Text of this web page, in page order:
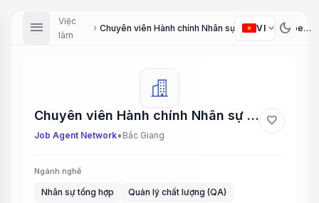
menu
Việc
làm
chevron_right Chuyên viên Hành chính Nhân sự (HR-Admin Specialist), Chuyên viên Theo dõi Đơn hàng (Order Tracking Specialist), Chủ quản Chất lượng (Quality Manager)
VI expand_more dark_mode
Chuyên viên Hành chính Nhân sự (HR-Admin Specialist), Chuyên viên Theo dõi Đơn hàng (Order Tracking Specialist), Chủ quản Chất lượng (Quality Manager)
Job Agent Network• Bắc Giang
favorite
Ngành nghề
Nhân sự tổng hợp
Quản lý chất lượng (QA)